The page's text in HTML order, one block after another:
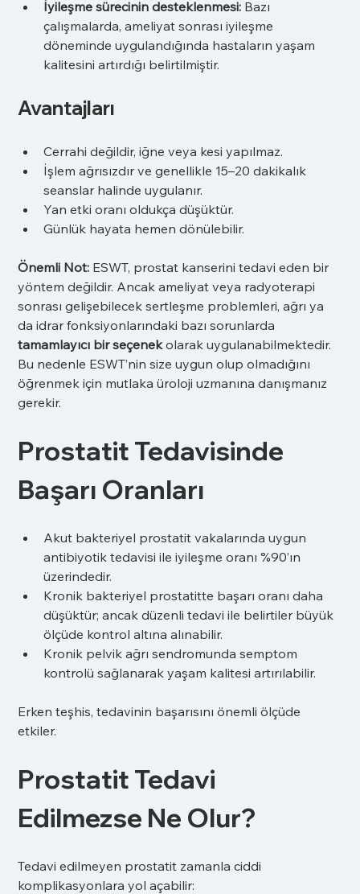
İyileşme sürecinin desteklenmesi: Bazı
çalışmalarda, ameliyat sonrası iyileşme
döneminde uygulandığında hastaların yaşam
kalitesini artırdığı belirtilmiştir.
Avantajları
Cerrahi değildir, iğne veya kesi yapılmaz.
İşlem ağrısızdır ve genellikle 15–20 dakikalık
seanslar halinde uygulanır.
Yan etki oranı oldukça düşüktür.
Günlük hayata hemen dönülebilir.
Önemli Not: ESWT, prostat kanserini tedavi eden bir
yöntem değildir. Ancak ameliyat veya radyoterapi
sonrası gelişebilecek sertleşme problemleri, ağrı ya
da idrar fonksiyonlarındaki bazı sorunlarda
tamamlayıcı bir seçenek olarak uygulanabilmektedir.
Bu nedenle ESWT’nin size uygun olup olmadığını
öğrenmek için mutlaka üroloji uzmanına danışmanız
gerekir.
Prostatit Tedavisinde
Başarı Oranları
Akut bakteriyel prostatit vakalarında uygun
antibiyotik tedavisi ile iyileşme oranı %90’ın
üzerindedir.
Kronik bakteriyel prostatitte başarı oranı daha
düşüktür; ancak düzenli tedavi ile belirtiler büyük
ölçüde kontrol altına alınabilir.
Kronik pelvik ağrı sendromunda semptom
kontrolü sağlanarak yaşam kalitesi artırılabilir.
Erken teşhis, tedavinin başarısını önemli ölçüde
etkiler.
Prostatit Tedavi
Edilmezse Ne Olur?
Tedavi edilmeyen prostatit zamanla ciddi
komplikasyonlara yol açabilir: